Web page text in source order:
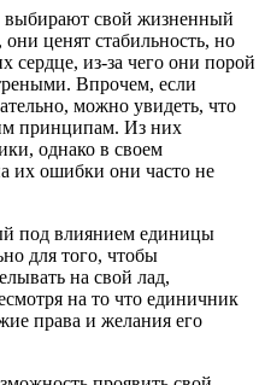
выбирают свой жизненный
они ценят стабильность, но
сердце, из-за чего они порой
Впрочем, если
можно увидеть, что
принципам. Из них
однако в своем
их ошибки они часто не
под влиянием единицы
для того, чтобы
на свой лад,
на то что единичник
права и желания его